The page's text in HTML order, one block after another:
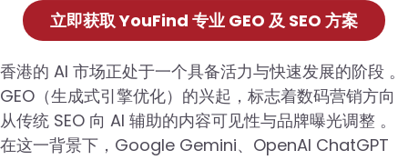
立即获取 YouFind 专业 GEO 及 SEO 方案
香港的 AI 市场正处于一个具备活力与快速发展的阶段 。
GEO（生成式引擎优化）的兴起，标志着数码营销方向
从传统 SEO 向 AI 辅助的内容可见性与品牌曝光调整 。
在这一背景下，Google Gemini、OpenAI ChatGPT